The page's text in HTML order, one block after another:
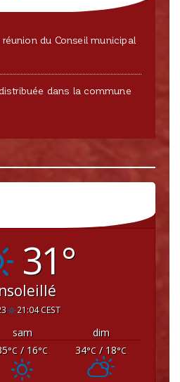
du Conseil municipal
dans la commune
31°
21:04 CEST
sam
dim
°C / 16°C 34°C / 18°C